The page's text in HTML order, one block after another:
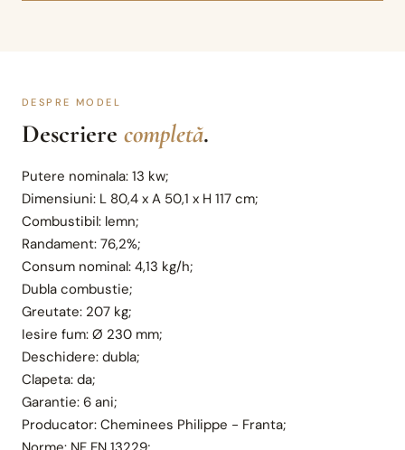
DESPRE MODEL
Descriere completă.
Putere nominala: 13 kw;
Dimensiuni: L 80,4 x A 50,1 x H 117 cm;
Combustibil: lemn;
Randament: 76,2%;
Consum nominal: 4,13 kg/h;
Dubla combustie;
Greutate: 207 kg;
Iesire fum: Ø 230 mm;
Deschidere: dubla;
Clapeta: da;
Garantie: 6 ani;
Producator: Cheminees Philippe - Franta;